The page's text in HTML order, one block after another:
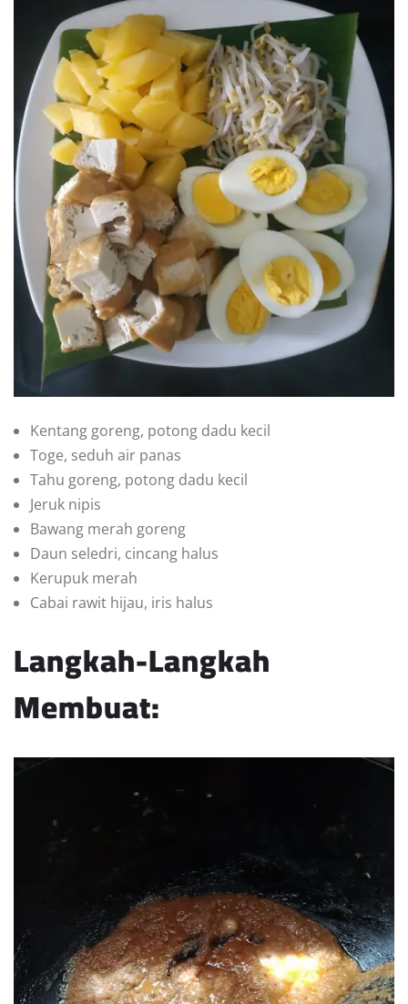
Kentang goreng, potong dadu kecil
Toge, seduh air panas
Tahu goreng, potong dadu kecil
Jeruk nipis
Bawang merah goreng
Daun seledri, cincang halus
Kerupuk merah
Cabai rawit hijau, iris halus
Langkah-Langkah
Membuat: